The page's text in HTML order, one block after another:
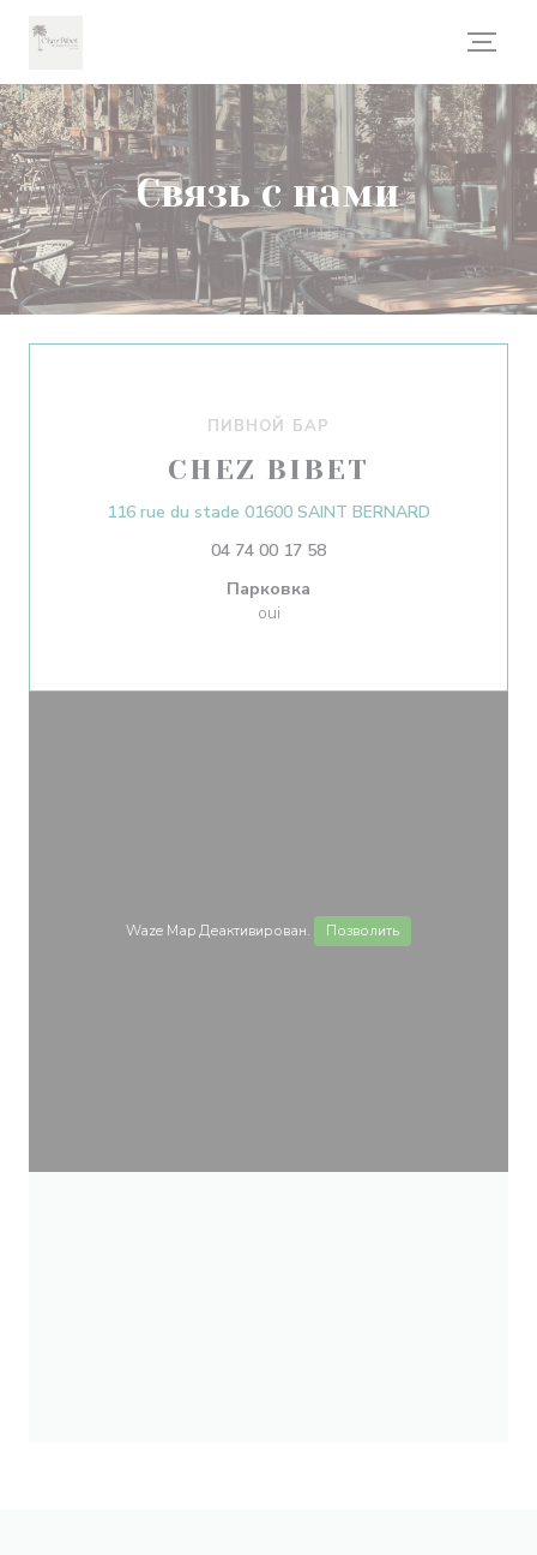
Связь с нами
ПИВНОЙ БАР
CHEZ BIBET
116 rue du stade 01600 SAINT BERNARD
04 74 00 17 58
Парковка
oui
Waze Map Деактивирован. Позволить